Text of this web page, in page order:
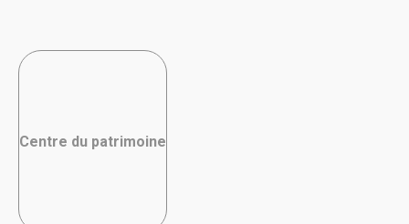
Centre du patrimoine